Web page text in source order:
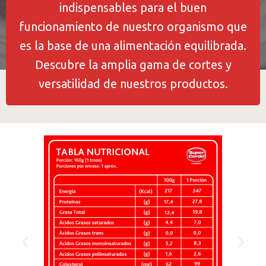
indispensables para el buen
funcionamiento de nuestro organismo que
es la base de una alimentación equilibrada.
Descubre la amplia gama de cortes y
versatilidad de nuestros productos.